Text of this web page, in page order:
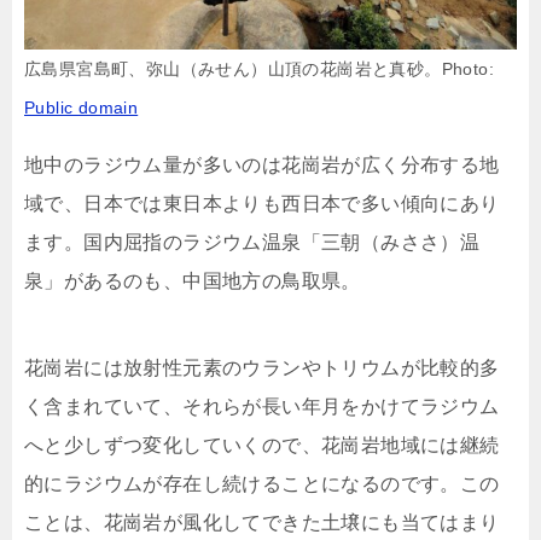
広島県宮島町、弥山（みせん）山頂の花崗岩と真砂。Photo:
Public domain
地中のラジウム量が多いのは花崗岩が広く分布する地
域で、日本では東日本よりも西日本で多い傾向にあり
ます。国内屈指のラジウム温泉「三朝（みささ）温
泉」があるのも、中国地方の鳥取県。
花崗岩には放射性元素のウランやトリウムが比較的多
く含まれていて、それらが長い年月をかけてラジウム
へと少しずつ変化していくので、花崗岩地域には継続
的にラジウムが存在し続けることになるのです。この
ことは、花崗岩が風化してできた土壌にも当てはまり